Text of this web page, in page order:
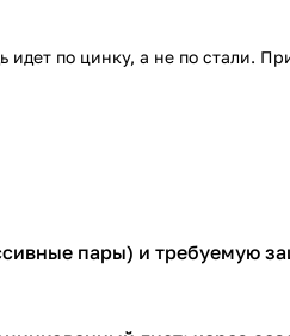
по цинку, а не по стали.
пары) и требуемую